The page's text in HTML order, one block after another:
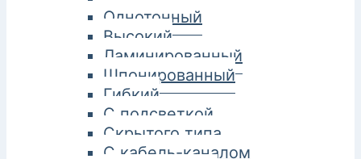
Однотонный
Высокий
Ламинированный
Шпонированный
Гибкий
С подсветкой
Скрытого типа
С кабель-каналом